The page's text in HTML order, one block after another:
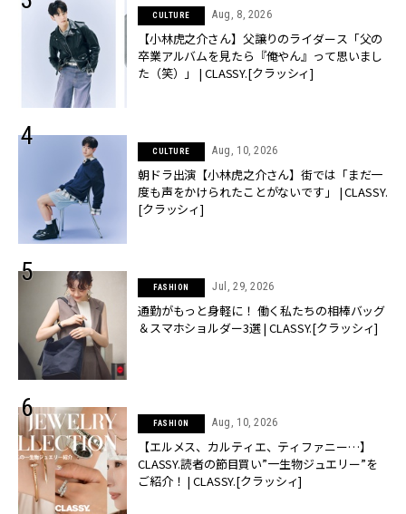
CULTURE Aug, 8, 2026
【小林虎之介さん】父譲りのライダース「父の
卒業アルバムを見たら『俺やん』って思いまし
た（笑）」 | CLASSY.[クラッシィ]
CULTURE Aug, 10, 2026
朝ドラ出演【小林虎之介さん】街では「まだ一
度も声をかけられたことがないです」 | CLASSY.
[クラッシィ]
FASHION Jul, 29, 2026
通勤がもっと身軽に！ 働く私たちの相棒バッグ
＆スマホショルダー3選 | CLASSY.[クラッシィ]
FASHION Aug, 10, 2026
【エルメス、カルティエ、ティファニー…】
CLASSY.読者の節目買い”一生物ジュエリー”を
ご紹介！ | CLASSY.[クラッシィ]